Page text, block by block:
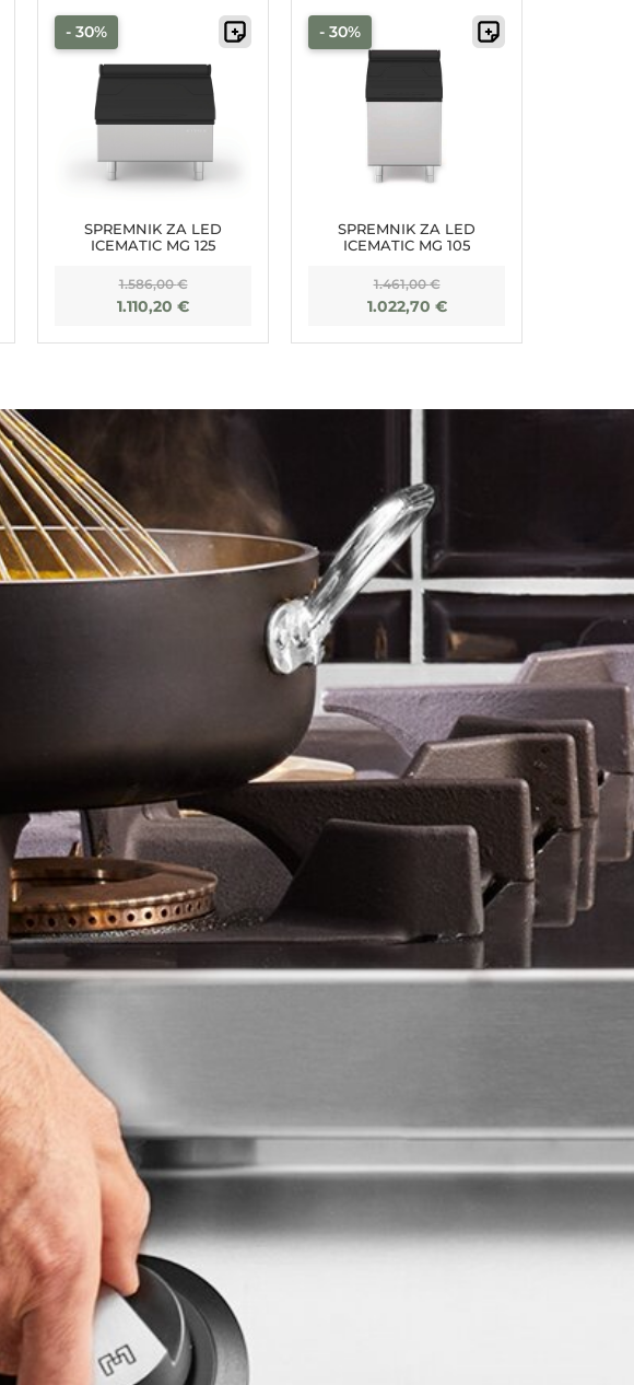
- 30%
SPREMNIK ZA LED
ICEMATIC MG 125
1.586,00€
1.110,20 €
- 30%
SPREMNIK ZA LED
ICEMATIC MG 105
1.461,00€
1.022,70 €